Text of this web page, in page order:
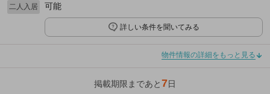
二人入居 可能
詳しい条件を聞いてみる
物件情報の詳細をもっと見る
掲載期限まであと7日